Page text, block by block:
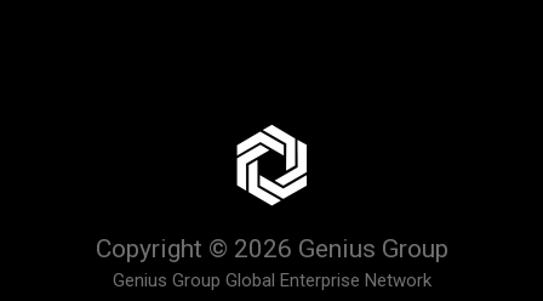
Copyright © 2026 Genius Group
Genius Group Global Enterprise Network